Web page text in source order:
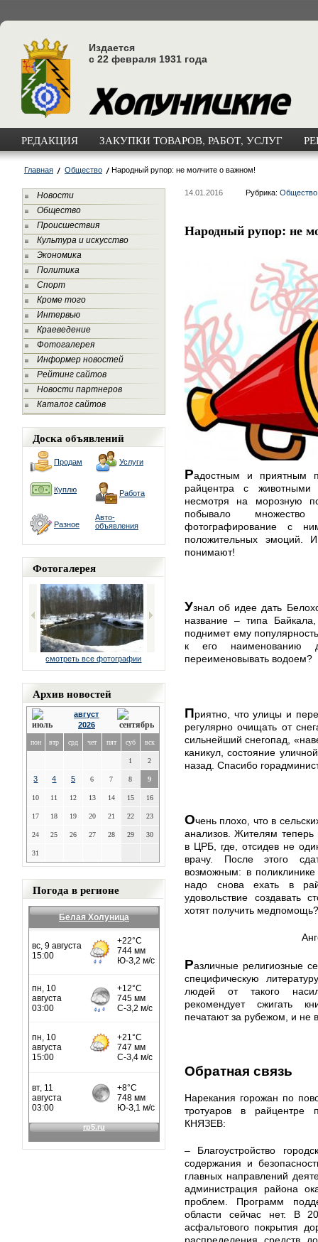
Издается
с 22 февраля 1931 года
РЕДАКЦИЯ ЗАКУПКИ ТОВАРОВ, РАБОТ, УСЛУГ
Главная Общество Народный рупор: не молчите о важном!
Новости
Общество
Происшествия
Культура и искусство
Экономика
Политика
Спорт
Кроме того
Интервью
Краеведение
Фотогалерея
Информер новостей
Рейтинг сайтов
Новости партнеров
Каталог сайтов
Доска объявлений
Продам Услуги
Куплю Работа
Разное
Авто-
объявления
Фотогалерея
смотреть все фотографии
Архив новостей
август
2026
пон втр срд чет пят суб вск
1 2
3 4 5 6 7 8 9
10 11 12 13 14 15 16
17 18 19 20 21 22 23
24 25 26 27 28 29 30
31
Погода в регионе
Белая Холуница
14.01.2016 Рубрика: Общество
Народный рупор: не
Радостным и приятным
райцентра с
несмотря на морозную
побывало
фотографирование с
положительных
понимают!
Узнал об идее дать
название – типа
поднимет ему
к его наименованию
переименовывать водоем?
Приятно, что улицы и
регулярно очищать от
сильнейший снегопад,
каникул, состояние
назад. Спасибо
Очень плохо, что в
анализов. Жителям теперь
в ЦРБ, где, отсидев не
врачу. После этого
возможным: в
надо снова ехать в
удовольствие создавать
хотят получить медпомощь?
Различные религиозные
специфическую
людей от такого
рекомендует сжигать
печатают за рубежом, и не
Обратная связь
Нарекания горожан по
тротуаров в райцентре
КНЯЗЕВ:
– Благоустройство
содержания и
главных направлений
администрация района
проблем. Программ
области сейчас нет. В
асфальтового покрытия